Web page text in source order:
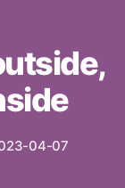
04-07